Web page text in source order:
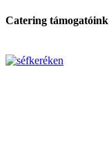
Catering támogatóink